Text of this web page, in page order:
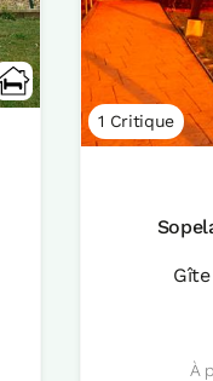
1 Critique
À